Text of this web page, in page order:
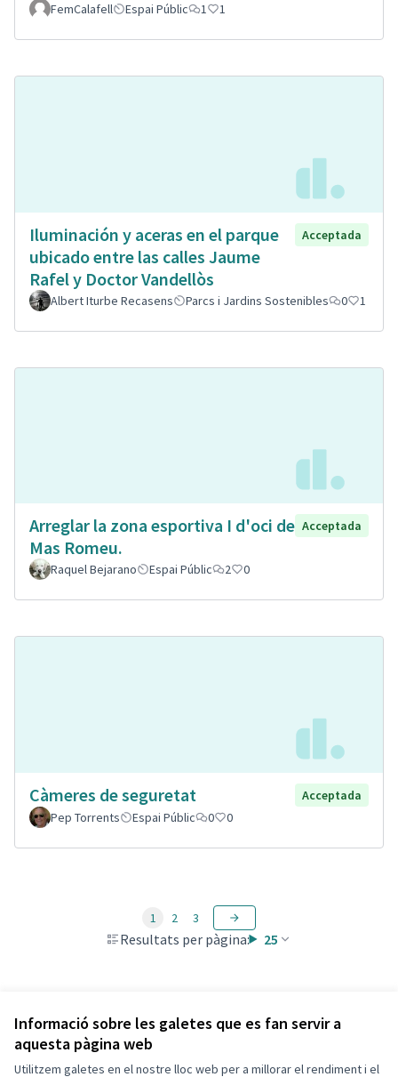
Informació sobre les galetes que es fan servir a
aquesta pàgina web
Utilitzem galetes en el nostre lloc web per a millorar el rendiment i el
FemCalafell Espai Públic 1 1
Iluminación y aceras en el parque
ubicado entre las calles Jaume
Rafel y Doctor Vandellòs
Acceptada
Albert Iturbe Recasens Parcs i Jardins Sostenibles 0 1
Arreglar la zona esportiva I d'oci de
Mas Romeu.
Acceptada
Raquel Bejarano Espai Públic 2 0
Càmeres de seguretat
Acceptada
Pep Torrents
Espai Públic 0 0
Resultats per pàgina: 25
1 2 3
Veure totes les propostes retirades
Termes i condicions d'ús